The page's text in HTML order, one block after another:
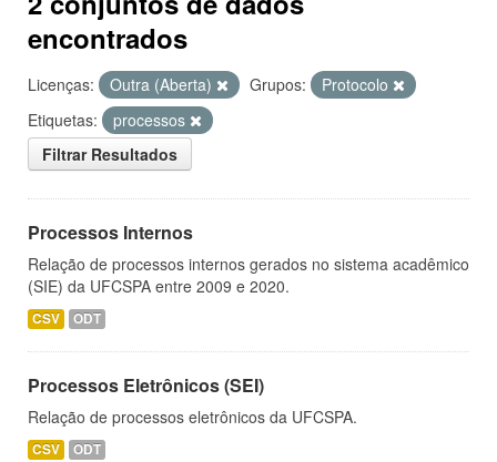
encontrados
Licenças: Outra (Aberta) Grupos:
Protocolo
Etiquetas:
processos
Filtrar Resultados
Processos Internos
Relação de processos internos gerados no sistema acadêmico
(SIE) da UFCSPA entre 2009 e 2020.
CSV ODT
Processos Eletrônicos (SEI)
Relação de processos eletrônicos da UFCSPA.
CSV ODT